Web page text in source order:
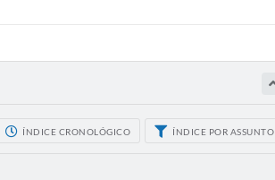
ÍNDICE CRONOLÓGICO ÍNDICE POR ASSUNTO